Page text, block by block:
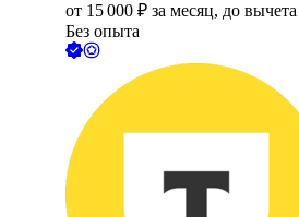
от 15 000 ₽ за месяц, до
Без опыта